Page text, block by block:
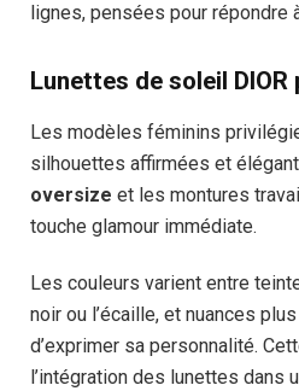
lignes, pensées pour répondre
Lunettes de soleil
Les modèles féminins
silhouettes affirmées et
oversize et les montures
touche glamour immédiate.
Les couleurs varient entre
noir ou l’écaille, et nuances
d’exprimer sa personnalité.
l’intégration des lunettes dans